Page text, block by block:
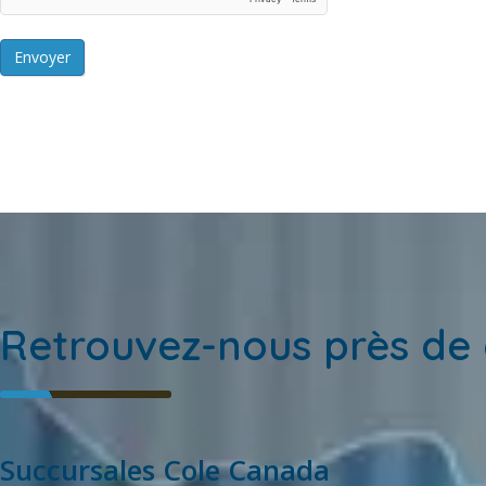
Envoyer
Retrouvez-nous près de
Succursales Cole Canada